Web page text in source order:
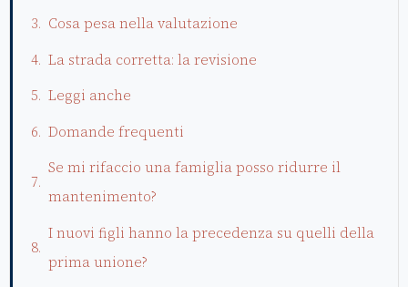
Cosa pesa nella valutazione
La strada corretta: la revisione
Leggi anche
Domande frequenti
Se mi rifaccio una famiglia posso ridurre il
mantenimento?
I nuovi figli hanno la precedenza su quelli della
prima unione?